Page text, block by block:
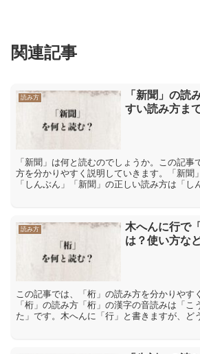
関連記事
読み方
「新聞」の読
すい読み方ま
「新聞」は何と読むのでしょうか。この記事
方を分かりやすく説明していきます。「新聞
「しんぶん」「新聞」の正しい読み方は「し
読み方
木へんに行で
は？使い方な
この記事では、「桁」の読み方を分かりやす
「桁」の読み方「桁」の漢字の音読みは「こ
た」です。木へんに「行」と書きますが、ど